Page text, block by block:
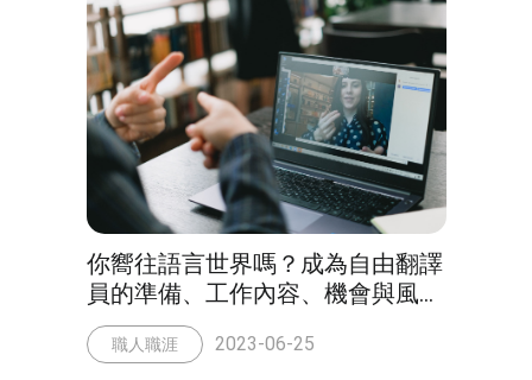
你嚮往語言世界嗎？成為自由翻譯
員的準備、工作內容、機會與風
險，通通一次看懂！
職人職涯 2023-06-25